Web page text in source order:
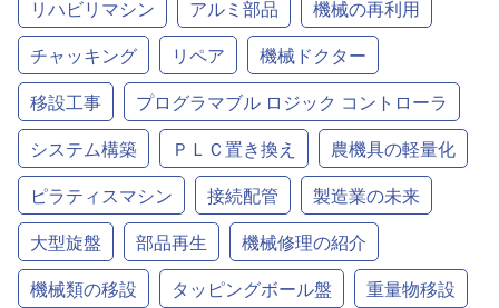
リハビリマシン アルミ部品
機械の再利用
チャッキング
リペア
機械ドクター
移設工事
プログラマブル ロジック コントローラ
システム構築
ＰＬＣ置き換え
農機具の軽量化
ピラティスマシン
接続配管
製造業の未来
大型旋盤
部品再生
機械修理の紹介
機械類の移設
タッピングボール盤
重量物移設